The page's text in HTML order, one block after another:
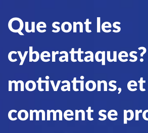
Que sont les
motivations, et
comment se